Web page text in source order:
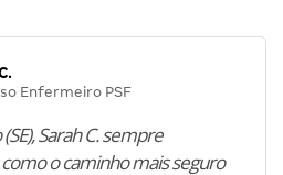
Enfermeiro PSF
Sarah C. sempre
o caminho mais seguro